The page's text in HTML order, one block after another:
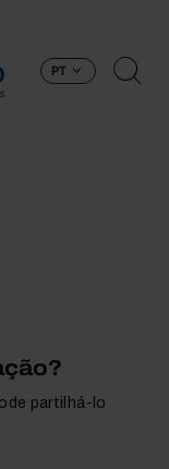
PT
partilhá-lo